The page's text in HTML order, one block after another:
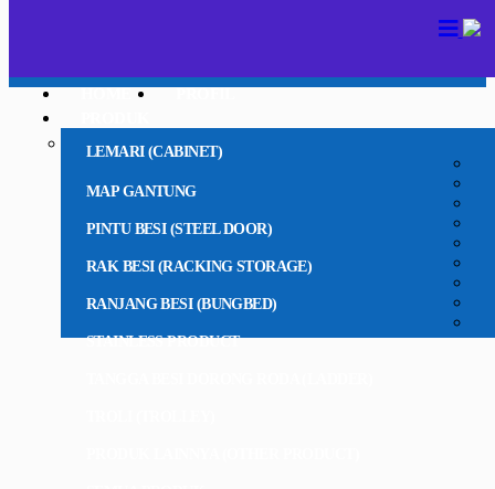
LEMARI (CABINET)
MAP GANTUNG
PINTU BESI (STEEL DOOR)
RAK BESI (RACKING STORAGE)
RANJANG BESI (BUNGBED)
STAINLESS PRODUCT